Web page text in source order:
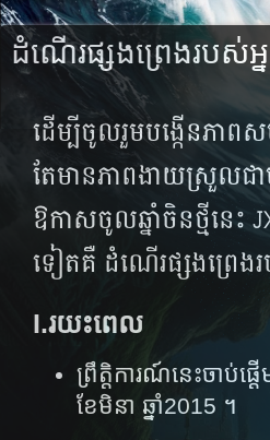
ដំណើរ​ផ្សង​ព្រេង​របស់​អ្
ដើម្បី​​ចូល​រួម​បង្កើន​ភាព​
តែ​មាន​ភាព​ងាយ​ស្រួល​ជា​
ឱកាស​ចូល​ឆ្នាំ​ចិន​ថ្មី​នេះ​
ទៀតគឺ ដំណើរ​ផ្សង​ព្រេង​
I.រយះពេល
ព្រឹត្តិការណ៍នេះចាប់ផ្
ខែមិនា​ ឆ្នាំ2015 ។